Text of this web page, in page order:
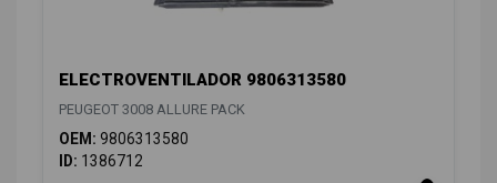
ELECTROVENTILADOR 9806313580
PEUGEOT 3008 ALLURE PACK
OEM: 9806313580
ID: 1386712